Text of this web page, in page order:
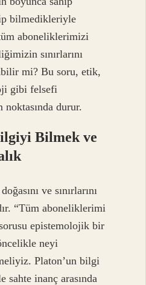
bilmedikleriyle
aboneliklerimizi
sınırlarını
mi? Bu soru, etik,
gibi felsefi
durur.
Bilmek ve
ve sınırlarını
“Tüm aboneliklerimi
epistemolojik bir
neyi
Platon’un bilgi
sahte inanç arasında